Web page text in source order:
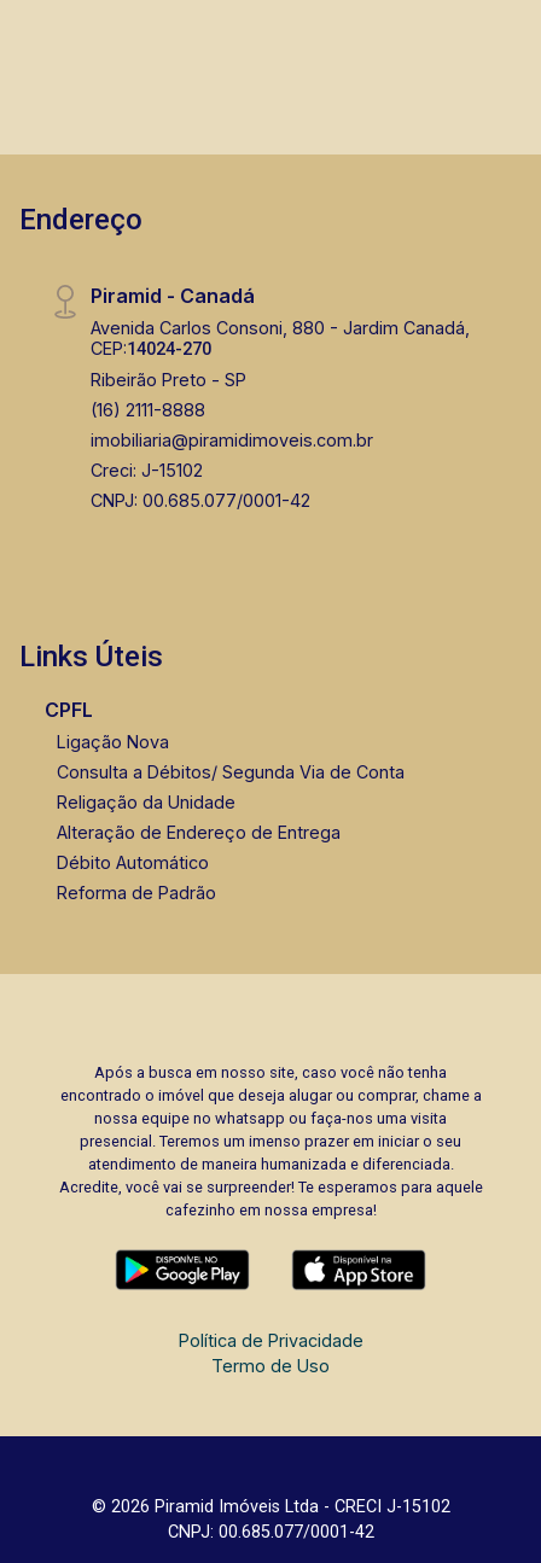
Endereço
Piramid - Canadá
Avenida Carlos Consoni, 880 - Jardim Canadá,
CEP:14024-270
Ribeirão Preto - SP
(16) 2111-8888
imobiliaria@piramidimoveis.com.br
Creci: J-15102
CNPJ: 00.685.077/0001-42
Links Úteis
CPFL
Ligação Nova
Consulta a Débitos/ Segunda Via de Conta
Religação da Unidade
Alteração de Endereço de Entrega
Débito Automático
Reforma de Padrão
Após a busca em nosso site, caso você não tenha
encontrado o imóvel que deseja alugar ou comprar, chame a
nossa equipe no whatsapp ou faça-nos uma visita
presencial. Teremos um imenso prazer em iniciar o seu
atendimento de maneira humanizada e diferenciada.
Acredite, você vai se surpreender! Te esperamos para aquele
cafezinho em nossa empresa!
Política de Privacidade
Termo de Uso
© 2026 Piramid Imóveis Ltda - CRECI J-15102
CNPJ: 00.685.077/0001-42